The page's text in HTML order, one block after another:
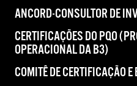
ANCORD-CONSULTOR DE
CERTIFICAÇÕES DO PQO
OPERACIONAL DA B3)
COMITÊ DE CERTIFICAÇÃO